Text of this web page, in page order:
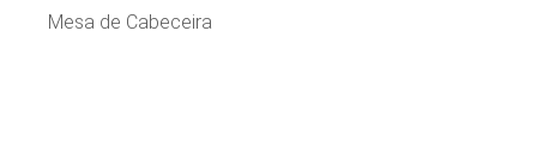
Mesa de Cabeceira